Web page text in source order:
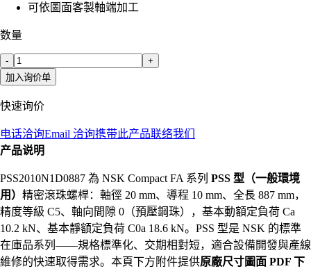
可依圖面客製軸端加工
数量
-
+
加入询价单
快速询价
电话洽询Email 洽询携带此产品联络我们
产品说明
PSS2010N1D0887 為 NSK Compact FA 系列 PSS 型（一般環境
用） 精密滾珠螺桿：軸徑 20 mm、導程 10 mm、全長 887 mm，
精度等級 C5、軸向間隙 0（預壓鋼珠），基本動額定負荷 Ca
10.2 kN、基本靜額定負荷 C0a 18.6 kN。PSS 型是 NSK 的標準
在庫品系列——規格標準化、交期相對短，適合設備開發與產線
維修的快速取得需求。本頁下方附件提供原廠尺寸圖面 PDF 下